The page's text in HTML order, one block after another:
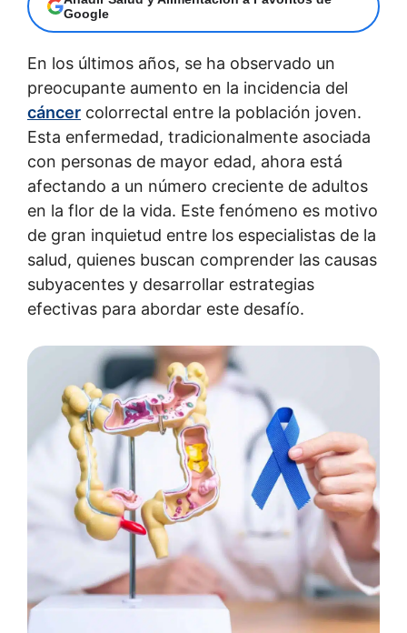
Google
En los últimos años, se ha observado un
preocupante aumento en la incidencia del
cáncer colorrectal entre la población joven.
Esta enfermedad, tradicionalmente asociada
con personas de mayor edad, ahora está
afectando a un número creciente de adultos
en la flor de la vida. Este fenómeno es motivo
de gran inquietud entre los especialistas de la
salud, quienes buscan comprender las causas
subyacentes y desarrollar estrategias
efectivas para abordar este desafío.